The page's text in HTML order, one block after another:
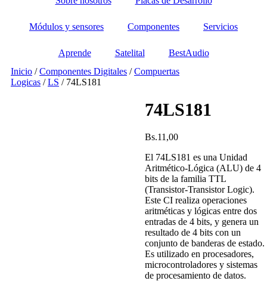
Módulos y sensores Componentes Servicios
Aprende Satelital
BestAudio
Inicio /Componentes Digitales /Compuertas
Logicas /LS / 74LS181
74LS181
Bs.11,00
El 74LS181 es una Unidad
Aritmético-Lógica (ALU) de 4
bits de la familia TTL
(Transistor-Transistor Logic).
Este CI realiza operaciones
aritméticas y lógicas entre dos
entradas de 4 bits, y genera un
resultado de 4 bits con un
conjunto de banderas de estado.
Es utilizado en procesadores,
microcontroladores y sistemas
de procesamiento de datos.